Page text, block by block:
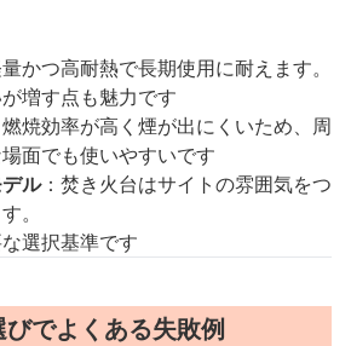
かつ高耐熱で長期使用に耐えます。
増す点も魅力です
燃焼効率が高く煙が出にくいため、周
面でも使いやすいです
ル：焚き火台はサイトの雰囲気をつ
。
選択基準です
でよくある失敗例